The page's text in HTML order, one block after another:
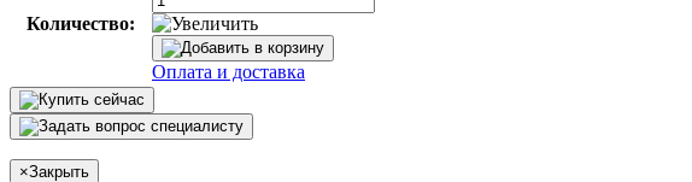
Количество:
Оплата и доставка
×Закрыть